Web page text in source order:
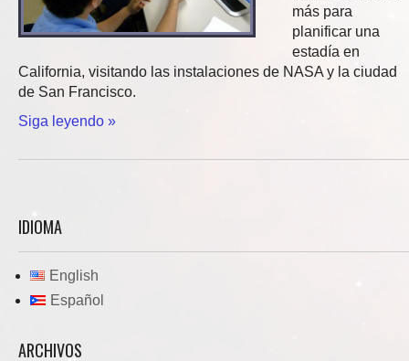
más para
planificar una
estadía en
California, visitando las instalaciones de NASA y la ciudad
de San Francisco.
Siga leyendo »
IDIOMA
English
Español
ARCHIVOS